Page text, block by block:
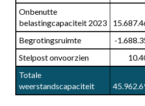
Onbenutte
belastingcapaciteit 2023
Begrotingsruimte
-
Stelpost onvoorzien
Totale
weerstandscapaciteit